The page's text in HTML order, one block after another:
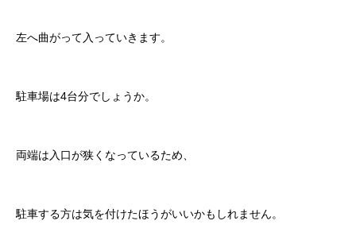
左へ曲がって入っていきます。
駐車場は4台分でしょうか。
両端は入口が狭くなっているため、
駐車する方は気を付けたほうがいいかもしれません。